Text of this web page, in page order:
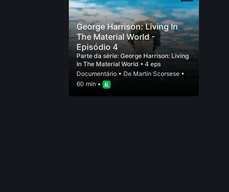
George Harrison: Living In
The Material World -
Episódio 4
Parte da série: George Harrison: Living
In The Material World • 4 eps
Documentário• De Martin Scorsese•
60 min •